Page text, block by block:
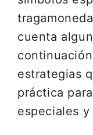
cuenta
estrategias
práctica
especiales